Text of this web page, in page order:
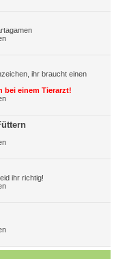
ihr braucht einen
bei einem Tierarzt!
ihr richtig!